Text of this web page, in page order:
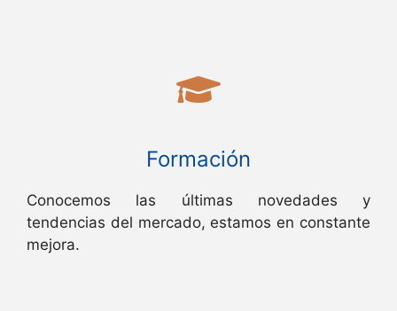
Formación
Conocemos las últimas novedades y
tendencias del mercado, estamos en constante
mejora.